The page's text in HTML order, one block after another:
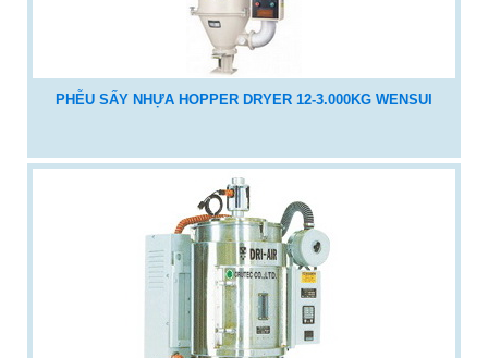
PHỄU SẤY NHỰA HOPPER DRYER 12-3.000KG WENSUI